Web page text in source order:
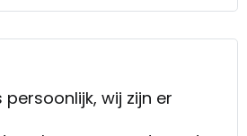
wij zijn er